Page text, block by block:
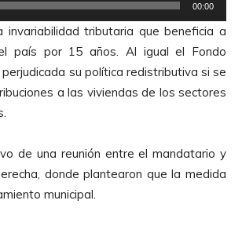
00:00
invariabilidad tributaria que beneficia a
país por 15 años. Al igual el Fondo
su política redistributiva si se
a las viviendas de los sectores
de una reunión entre el mandatario y
donde plantearon que la medida
municipal.